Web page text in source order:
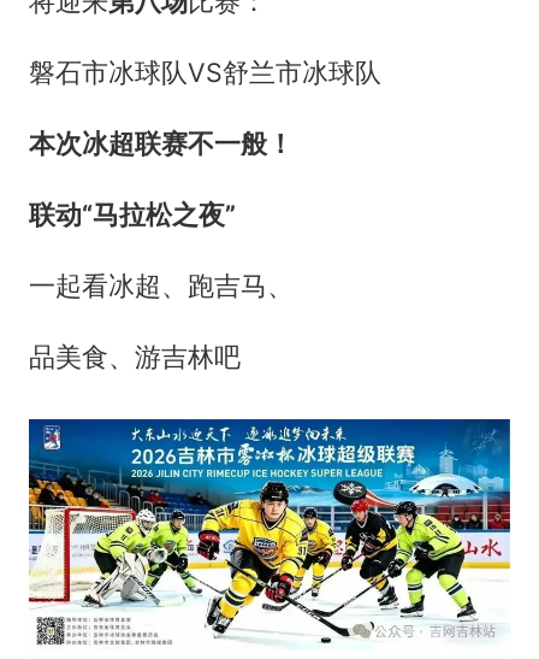
磐石市冰球队VS舒兰市冰球队
本次冰超联赛不一般！
联动“马拉松之夜”
一起看冰超、跑吉马、
品美食、游吉林吧